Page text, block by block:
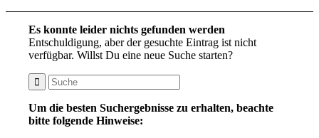
Es konnte leider nichts gefunden werden
Entschuldigung, aber der gesuchte Eintrag ist nicht
verfügbar. Willst Du eine neue Suche starten?
Um die besten Suchergebnisse zu erhalten, beachte
bitte folgende Hinweise: